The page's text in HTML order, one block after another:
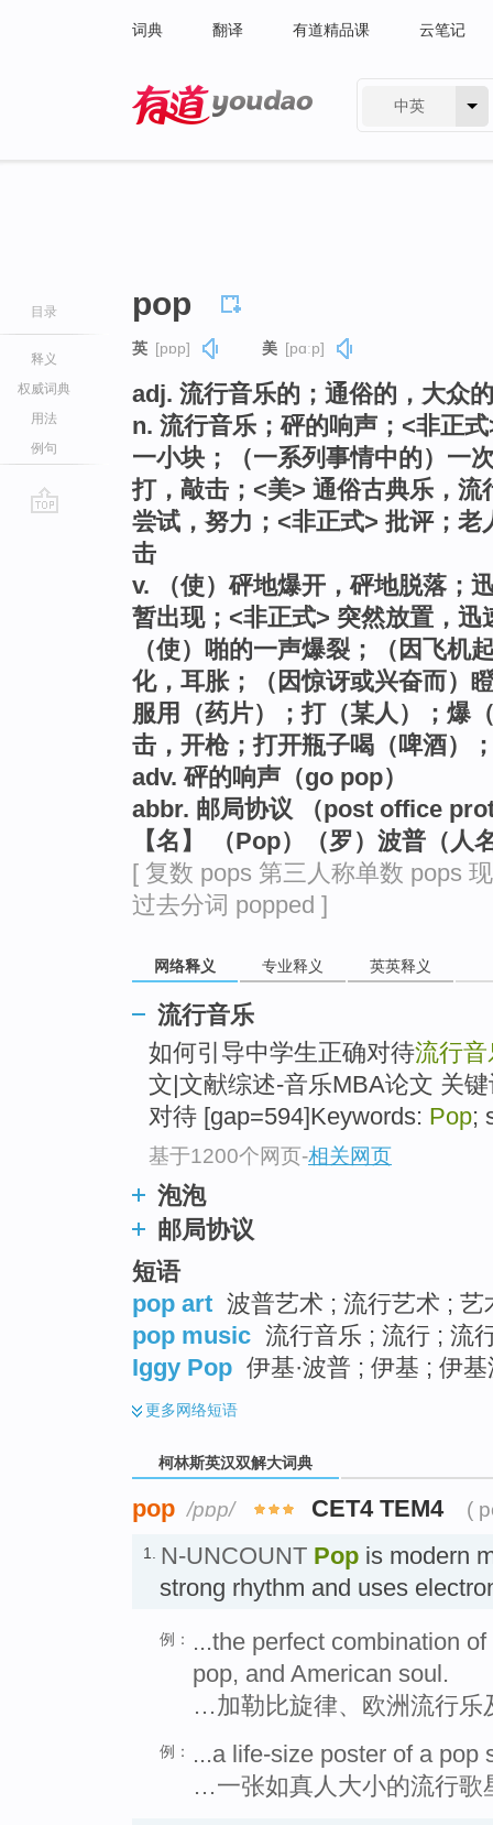
词典 翻译 有道精品课 云笔记
中英
目录
释义
权威词典
用法
例句
pop
英 [pɒp] 美 [pɑːp]
adj. 流行音乐的；通俗的，大众的
n. 流行音乐；砰的响声；<非正
一小块；（一系列事情中的）一
打，敲击；<美> 通俗古典乐，
尝试，努力；<非正式> 批评；
击
v. （使）砰地爆开，砰地脱落；
暂出现；<非正式> 突然放置，
（使）啪的一声爆裂；（因飞机
化，耳胀；（因惊讶或兴奋而）
服用（药片）；打（某人）；爆
击，开枪；打开瓶子喝（啤酒）
adv. 砰的响声（go pop）
abbr. 邮局协议 （post office
【名】 （Pop）（罗）波普（人
[ 复数 pops 第三人称单数 pops
过去分词 popped ]
网络释义 专业释义 英英释义
流行音乐
如何引导中学生正确对待流行音
文|文献综述-音乐MBA论文 关
对待 [gap=594]Keywords: Pop;
基于1200个网页-相关网页
泡泡
邮局协议
短语
pop art 波普艺术 ; 流行艺术 ; 艺
pop music 流行音乐 ; 流行 ; 流
Iggy Pop 伊基·波普 ; 伊基 ; 伊
更多网络短语
柯林斯英汉双解大词典
pop /pɒp/ CET4 TEM4 (
1. N-UNCOUNT Pop is modern
strong rhythm and uses
例：
...the perfect combination
pop, and American soul.
…加勒比旋律、欧洲流行乐
例：
...a life-size poster of a pop
…一张如真人大小的流行歌